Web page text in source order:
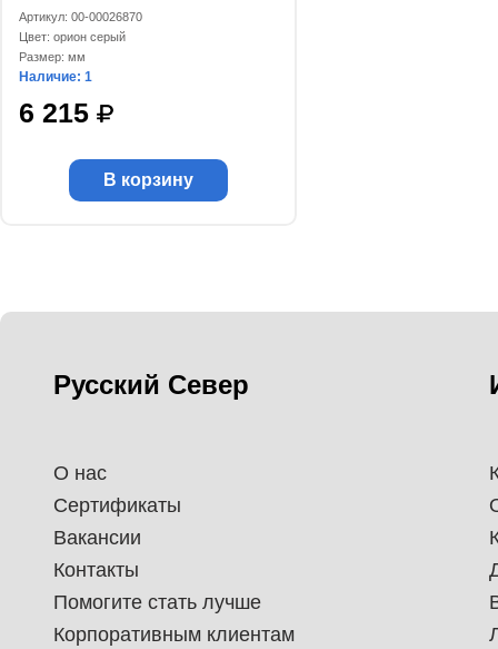
Артикул: 00-00026870
Цвет: орион серый
Размер: мм
Наличие: 1
6 215
В корзину
Русский Север
О нас
Сертификаты
Вакансии
Контакты
Помогите стать лучше
Корпоративным клиентам